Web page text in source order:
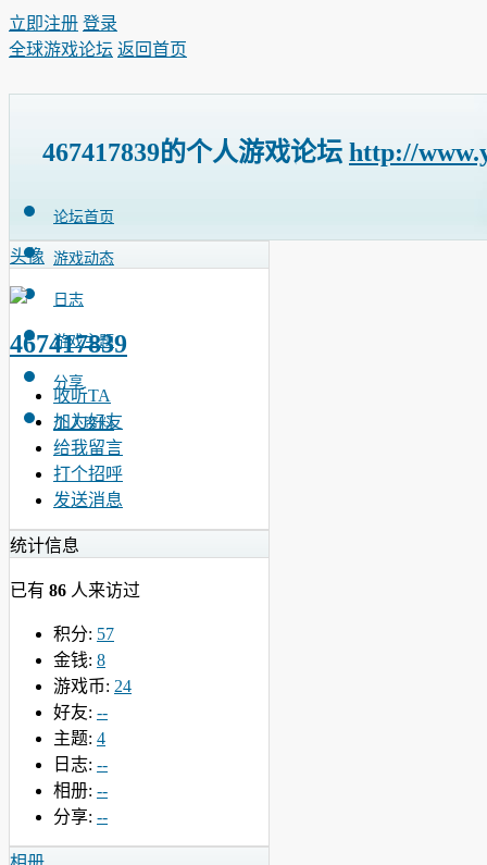
立即注册 登录
全球游戏论坛 返回首页
467417839的个人游戏论坛 http://
论坛首页
游戏动态
日志
游戏主题
分享
个人资料
头像
467417839
收听TA
加为好友
给我留言
打个招呼
发送消息
统计信息
已有 86 人来访过
积分: 57
金钱: 8
游戏币: 24
好友: --
主题: 4
日志: --
相册: --
分享: --